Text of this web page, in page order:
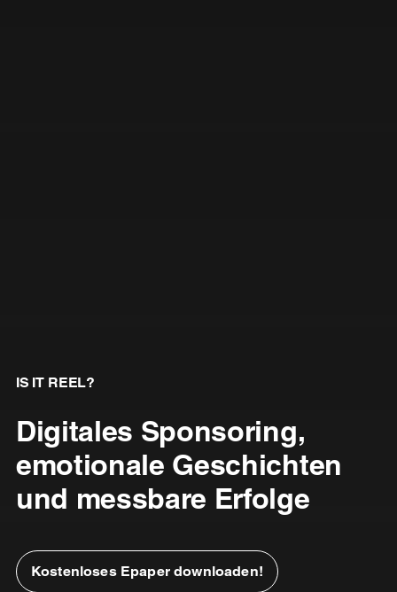
IS IT REEL?
Digitales Sponsoring,
emotionale Geschichten
und messbare Erfolge
Kostenloses Epaper downloaden!